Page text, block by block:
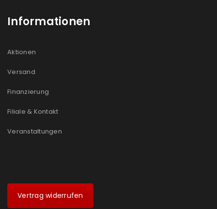
Informationen
Aktionen
Versand
Finanzierung
Filiale & Kontakt
Veranstaltungen
Vertrag widerrufen